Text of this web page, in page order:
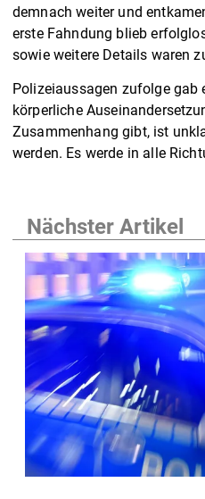
demnach weiter und
erste Fahndung blieb
sowie weitere Details waren
Polizeiaussagen zufolge gab
körperliche
Zusammenhang gibt, ist
werden. Es werde in alle
Nächster Artikel